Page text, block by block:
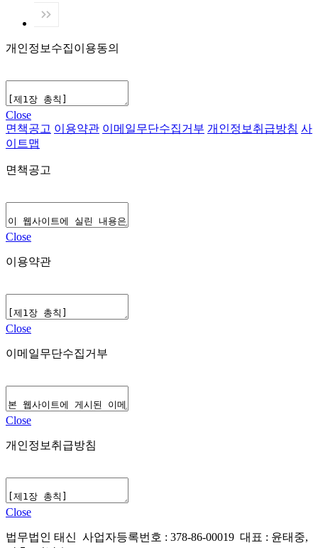
개인정보수집이용동의
Close
면책공고 이용약관 이메일무단수집거부 개인정보취급방침 사
이트맵
면책공고
Close
이용약관
Close
이메일무단수집거부
Close
개인정보취급방침
Close
법무법인 태신 사업자등록번호 : 378-86-00019 대표 : 윤태중,